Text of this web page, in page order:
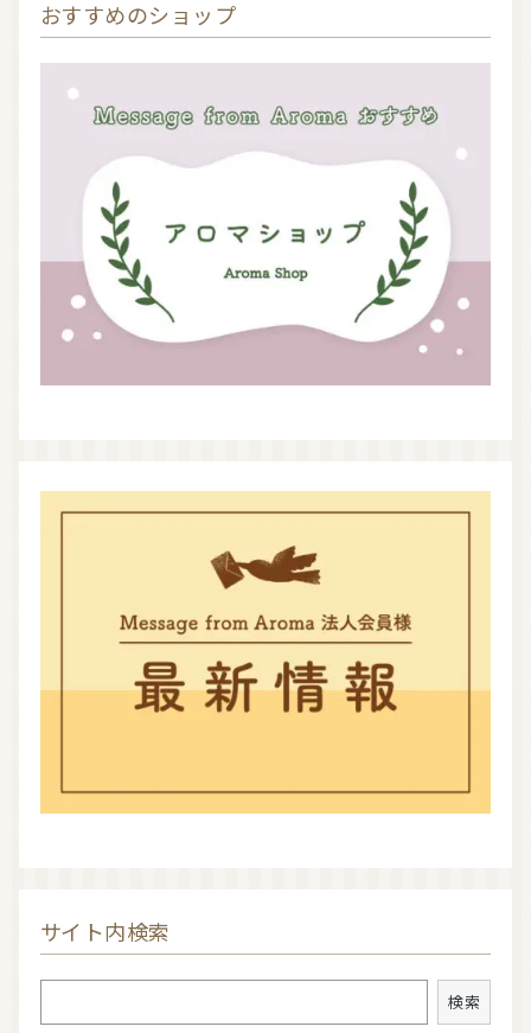
おすすめのショップ
サイト内検索
検索